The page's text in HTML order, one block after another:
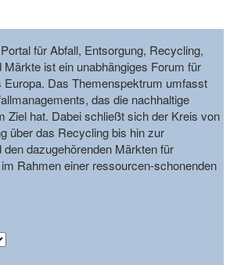
für Abfall, Entsorgung, Recycling,
ist ein unabhängiges Forum für
Europa. Das Themenspektrum umfasst
das die nachhaltige
Ziel hat. Dabei schließt sich der Kreis von
über das Recycling bis hin zur
dazugehörenden Märkten für
Rahmen einer ressourcen-schonenden